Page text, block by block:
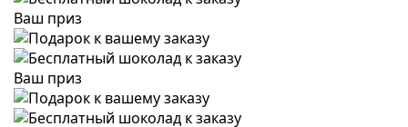
Ваш приз
Ваш приз